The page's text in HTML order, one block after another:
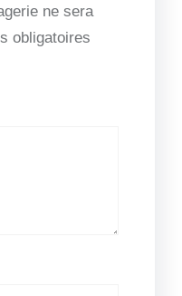
ne sera
obligatoires